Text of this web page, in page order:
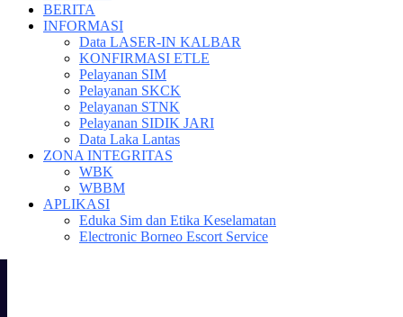
BERITA
INFORMASI
Data LASER-IN KALBAR
KONFIRMASI ETLE
Pelayanan SIM
Pelayanan SKCK
Pelayanan STNK
Pelayanan SIDIK JARI
Data Laka Lantas
ZONA INTEGRITAS
WBK
WBBM
APLIKASI
Eduka Sim dan Etika Keselamatan
Electronic Borneo Escort Service